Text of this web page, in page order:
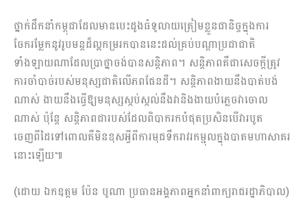
ថ្នាក់ដឹកនាំកម្ពុជាដែលមានបេះដូងធំទូលាយត្រៀមខ្លួនជានិច្ចក្នុងការ
ចែករម្លែកនូវរូបមន្តដ៏ល្អកម្ររកបាននេះដល់គ្រប់បណ្តាប្រជាជាតិ
ទាំងឡាយណាដែលប្រាថ្នាចង់បានសន្តិភាព។ សន្តិភាពគឺជាសេចក្តីត្រូវ
ការចាំបាច់របស់មនុស្សជាតិលើភពផែនដី។ សន្តិភាពងាយនឹងបាត់បង់
ណាស់ ងាយនឹងធ្វើឱ្យមនុស្សស្កប់ស្កល់នឹងវានិងងាយបំភ្លេចវាចោល
ណាស់ ប៉ុន្តែ សន្តិភាពជារបស់ដែលពិបាករកបំផុតប្រសិនបើវារបូត
ចេញពីដៃទៅពោលគឺមិនខុសអ្វីពីការមុជទឹករាវរកម្ជុលក្នុងបាតមហាសាគរ
នោះឡើយ៕
(ដោយ ឯកឧត្តម ប៉ែន បូណា ប្រធានអង្គភាពអ្នកនាំពាក្យរាជរដ្ឋាភិបាល)